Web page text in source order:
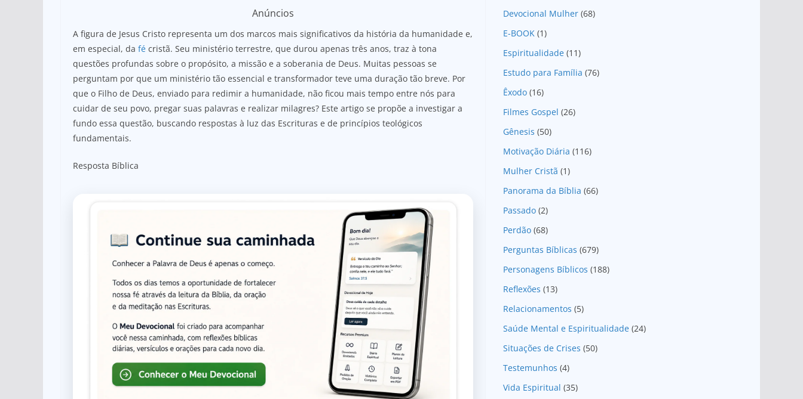
Anúncios
A figura de Jesus Cristo representa um dos marcos mais significativos da história da humanidade e,
em especial, da fé cristã. Seu ministério terrestre, que durou apenas três anos, traz à tona
questões profundas sobre o propósito, a missão e a soberania de Deus. Muitas pessoas se
perguntam por que um ministério tão essencial e transformador teve uma duração tão breve. Por
que o Filho de Deus, enviado para redimir a humanidade, não ficou mais tempo entre nós para
cuidar de seu povo, pregar suas palavras e realizar milagres? Este artigo se propõe a investigar a
fundo essa questão, buscando respostas à luz das Escrituras e de princípios teológicos
fundamentais.
Resposta Bíblica
Devocional Mulher (68)
E-BOOK (1)
Espiritualidade (11)
Estudo para Família (76)
Êxodo (16)
Filmes Gospel (26)
Gênesis (50)
Motivação Diária (116)
Mulher Cristã (1)
Panorama da Bíblia (66)
Passado (2)
Perdão (68)
Perguntas Bíblicas (679)
Personagens Bíblicos (188)
Reflexões (13)
Relacionamentos (5)
Saúde Mental e Espiritualidade (24)
Situações de Crises (50)
Testemunhos (4)
Vida Espiritual (35)